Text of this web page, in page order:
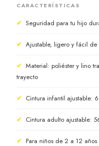
CARACTERÍSTICAS
✔ Seguridad para tu hijo
✔ Ajustable, ligero y fácil de
✔ Material: poliéster y lino
trayecto
✔ Cintura infantil ajustable:
✔ Cintura adulto ajustable:
✔ Para niños de 2 a 12 años